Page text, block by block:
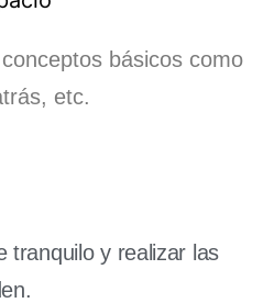
básicos como
etc.
tranquilo y realizar las